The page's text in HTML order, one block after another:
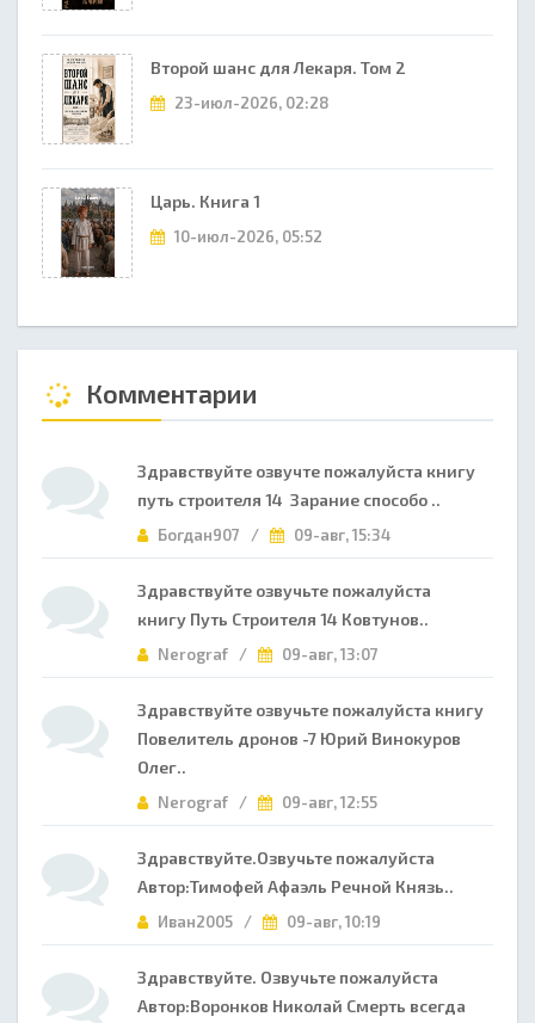
Второй шанс для Лекаря. Том 2
23-июл-2026, 02:28
Царь. Книга 1
10-июл-2026, 05:52
Комментарии
Здравствуйте озвучте пожалуйста книгу
путь строителя 14 Зарание способо ..
Богдан907 / 09-авг, 15:34
Здравствуйте озвучьте пожалуйста
книгу Путь Строителя 14 Ковтунов..
Nerograf / 09-авг, 13:07
Здравствуйте озвучьте пожалуйста книгу
Повелитель дронов -7 Юрий Винокуров
Олег..
Nerograf / 09-авг, 12:55
Здравствуйте.Озвучьте пожалуйста
Автор:Тимофей Афаэль Речной Князь..
Иван2005 / 09-авг, 10:19
Здравствуйте. Озвучьте пожалуйста
Автор:Воронков Николай Смерть всегда